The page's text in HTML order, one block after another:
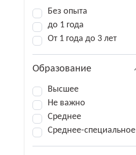
Без опыта
до 1 года
От 1 года до 3 лет
Образование
Высшее
Не важно
Среднее
Среднее-специальное